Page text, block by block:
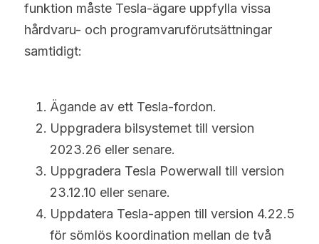
funktion måste Tesla-ägare uppfylla vissa
hårdvaru- och programvaruförutsättningar
samtidigt:
Ägande av ett Tesla-fordon.
Uppgradera bilsystemet till version
2023.26 eller senare.
Uppgradera Tesla Powerwall till version
23.12.10 eller senare.
Uppdatera Tesla-appen till version 4.22.5
för sömlös koordination mellan de två